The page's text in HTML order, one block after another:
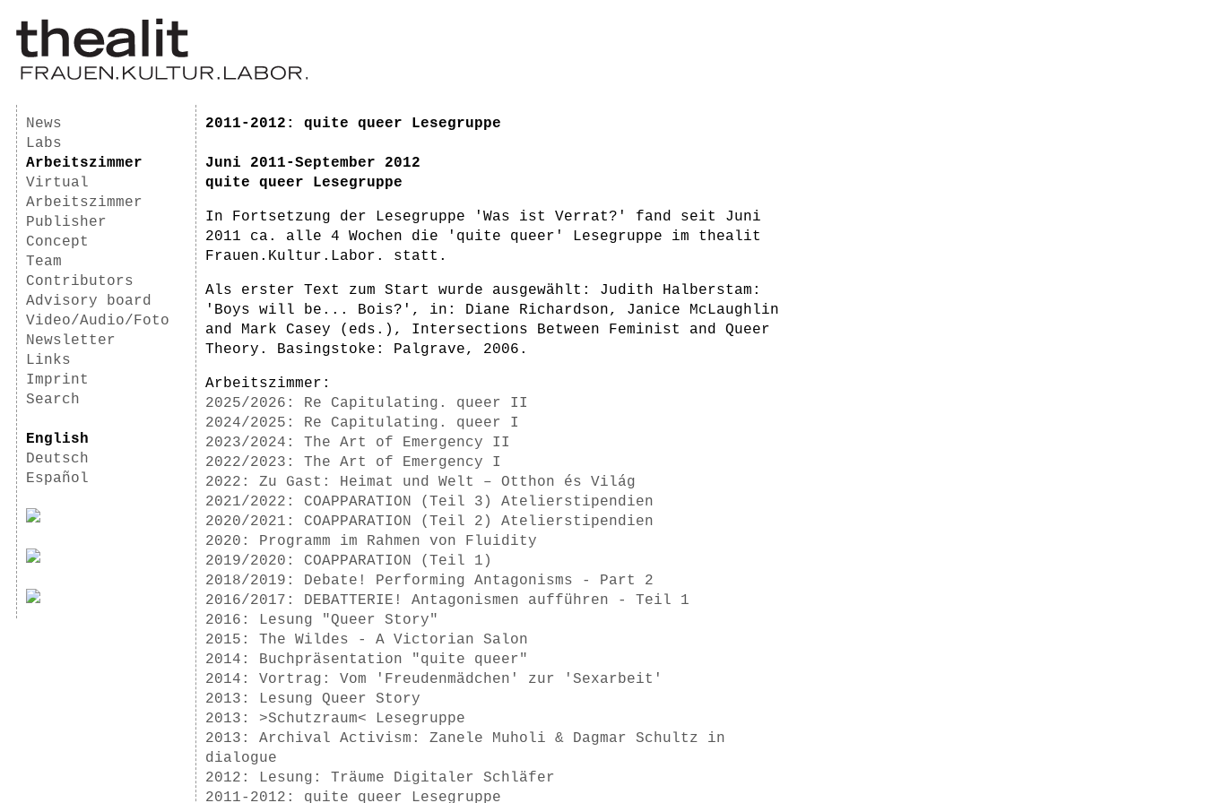
News
Labs
Arbeitszimmer
Virtual
Arbeitszimmer
Publisher
Concept
Team
Contributors
Advisory board
Video/Audio/Foto
Newsletter
Links
Imprint
Search
English
Deutsch
Español
2011-2012: quite queer Lesegruppe
Juni 2011-September 2012
quite queer Lesegruppe
In Fortsetzung der Lesegruppe 'Was ist Verrat?' fand seit Juni
2011 ca. alle 4 Wochen die 'quite queer' Lesegruppe im thealit
Frauen.Kultur.Labor. statt.
Als erster Text zum Start wurde ausgewählt: Judith Halberstam:
'Boys will be... Bois?', in: Diane Richardson, Janice McLaughlin
and Mark Casey (eds.), Intersections Between Feminist and Queer
Theory. Basingstoke: Palgrave, 2006.
Arbeitszimmer:
2025/2026: Re Capitulating. queer II
2024/2025: Re Capitulating. queer I
2023/2024: The Art of Emergency II
2022/2023: The Art of Emergency I
2022: Zu Gast: Heimat und Welt – Otthon és Világ
2021/2022: COAPPARATION (Teil 3) Atelierstipendien
2020/2021: COAPPARATION (Teil 2) Atelierstipendien
2020: Programm im Rahmen von Fluidity
2019/2020: COAPPARATION (Teil 1)
2018/2019: Debate! Performing Antagonisms - Part 2
2016/2017: DEBATTERIE! Antagonismen aufführen - Teil 1
2016: Lesung "Queer Story"
2015: The Wildes - A Victorian Salon
2014: Buchpräsentation "quite queer"
2014: Vortrag: Vom 'Freudenmädchen' zur 'Sexarbeit'
2013: Lesung Queer Story
2013: >Schutzraum< Lesegruppe
2013: Archival Activism: Zanele Muholi & Dagmar Schultz in
dialogue
2012: Lesung: Träume Digitaler Schläfer
2011-2012: quite queer Lesegruppe